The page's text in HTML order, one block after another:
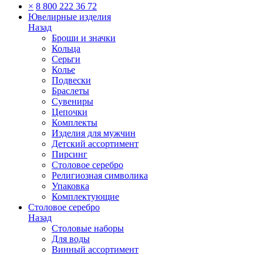
× 8 800 222 36 72
Ювелирные изделия
Назад
Броши и значки
Кольца
Серьги
Колье
Подвески
Браслеты
Сувениры
Цепочки
Комплекты
Изделия для мужчин
Детский ассортимент
Пирсинг
Столовое серебро
Религиозная символика
Упаковка
Комплектующие
Столовое серебро
Назад
Столовые наборы
Для воды
Винный ассортимент